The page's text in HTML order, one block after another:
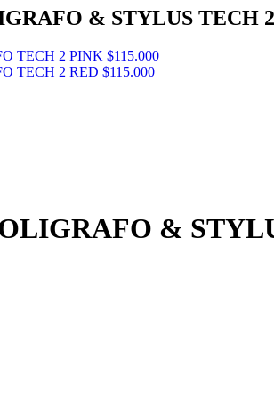
& STYLUS TECH
TECH 2 PINK $115.000
TECH 2 RED $115.000
&